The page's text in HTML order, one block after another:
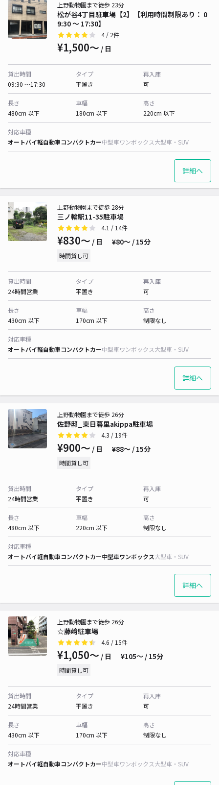
松が谷4丁目駐車場【2】【利用時間制限あり： 0
9:30 〜 17:30】
上野動物園まで徒歩 23分
4/ 2件
¥1,500〜 / 日
貸出時間
09:30 〜17:30
タイプ
平置き
再入庫
可
長さ
480cm 以下
車幅
180cm 以下
高さ
220cm 以下
対応車種
オートバイ軽自動車コンパクトカー中型車ワンボックス大型車・SUV
詳細へ
三ノ輪駅11-35駐車場
上野動物園まで徒歩 28分
4.1 / 14件
¥830〜 / 日 ¥80〜 / 15分
時間貸し可
貸出時間
24時間営業
タイプ
平置き
再入庫
可
長さ
430cm 以下
車幅
170cm 以下
高さ
制限なし
対応車種
オートバイ軽自動車コンパクトカー中型車ワンボックス大型車・SUV
詳細へ
佐野邸_東日暮里akippa駐車場
上野動物園まで徒歩 26分
4.3 / 19件
¥900〜 / 日 ¥88〜 / 15分
時間貸し可
貸出時間
24時間営業
タイプ
平置き
再入庫
可
長さ
480cm 以下
車幅
220cm 以下
高さ
制限なし
対応車種
オートバイ軽自動車コンパクトカー中型車ワンボックス大型車・SUV
詳細へ
☆藤﨑駐車場
上野動物園まで徒歩 26分
4.6 / 15件
¥1,050〜 / 日 ¥105〜 / 15分
時間貸し可
貸出時間
24時間営業
タイプ
平置き
再入庫
可
長さ
430cm 以下
車幅
170cm 以下
高さ
制限なし
対応車種
オートバイ軽自動車コンパクトカー中型車ワンボックス大型車・SUV